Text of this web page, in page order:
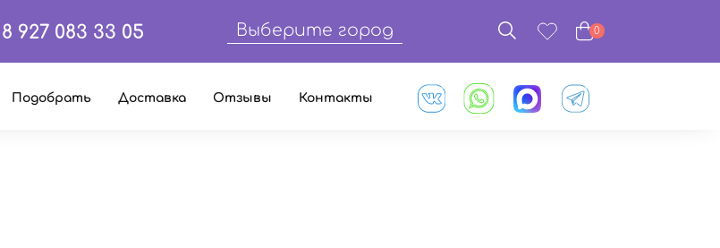
8 927 083 33 05 Выберите город 0
Подобрать Доставка Отзывы Контакты